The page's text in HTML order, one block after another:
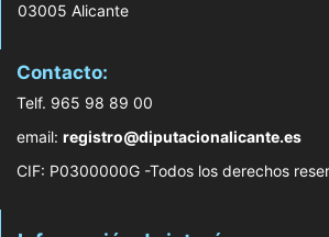
03005 Alicante
Contacto:
Telf. 965 98 89 00
email: registro@diputacionalicante.es
CIF: P0300000G -Todos los derechos